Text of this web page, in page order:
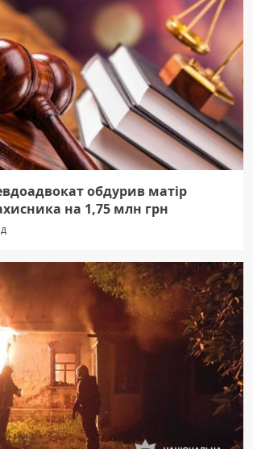
обдурив матір
на 1,75 млн грн